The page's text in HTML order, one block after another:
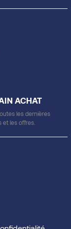
ACHAT
les dernières
et les offres.